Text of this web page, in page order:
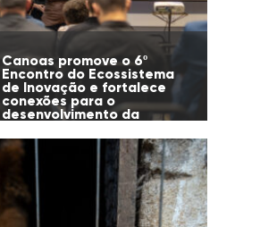
Canoas promove o 6º
Encontro do Ecossistema
de Inovação e fortalece
conexões para o
desenvolvimento da